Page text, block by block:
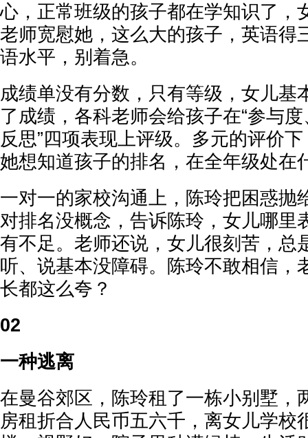
心，正常班级的孩子都在学知识了，
老师宽慰她，这么大的孩子，英语得
语水平，别着急。
成绩单没有分数，只有等级，女儿基
了成绩，各科老师会给孩子在“参与
反思”四项表现上评级。多元的评价
她想知道孩子的排名，在全年级处在
一对一的家校沟通上，陈玲把困惑抛
对排名没概念，告诉陈玲，女儿哪里
有不足。老师还说，女儿很刻苦，总
听、说基本没障碍。陈玲不敢相信，
长都这么夸？
02
一种逃离
在曼谷郊区，陈玲租了一栋小别墅，
房租折合人民币五六千，离女儿学校